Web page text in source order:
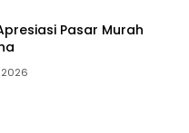
Pasar Murah
2026